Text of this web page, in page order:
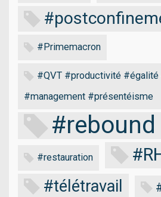
#Primemacron
#QVT #productivité
#management #présentéisme
#rebound
#restauration
#télétravail